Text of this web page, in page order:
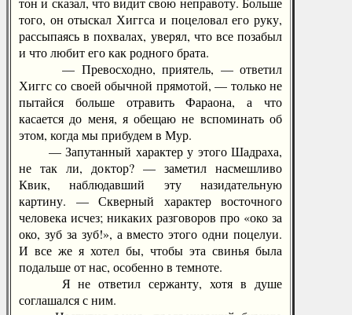
того, он отыскал Хиггса и поцеловал его руку,
рассыпаясь в похвалах, уверял, что все позабыл
и что любит его как родного брата.
— Превосходно, приятель, — ответил
Хиггс со своей обычной прямотой, — только не
пытайся больше отравить Фараона, а что
касается до меня, я обещаю не вспоминать об
этом, когда мы прибудем в Мур.
— Запутанный характер у этого Шадраха,
не так ли, доктор? — заметил насмешливо
Квик, наблюдавший эту назидательную
картину. — Скверный характер восточного
человека исчез; никаких разговоров про «око за
око, зуб за зуб!», а вместо этого одни поцелуи.
И все же я хотел бы, чтобы эта свинья была
подальше от нас, особенно в темноте.
Я не ответил сержанту, хотя в душе
соглашался с ним.